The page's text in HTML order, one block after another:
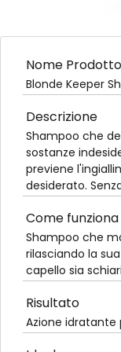
Nome Prodotto
Blonde Keeper
Descrizione
Shampoo che
sostanze
previene
desiderato.
Come funziona
Shampoo che
rilasciando la
capello sia
Risultato
Azione idratante